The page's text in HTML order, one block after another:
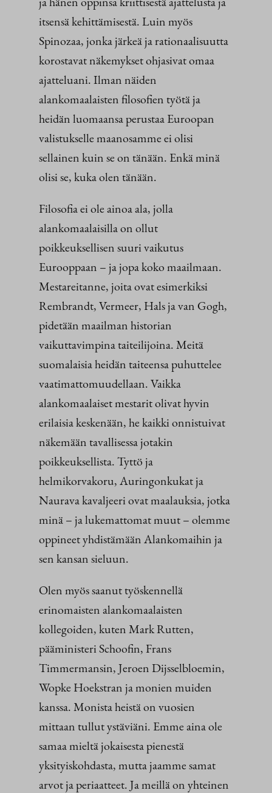
itsensä kehittämisestä. Luin myös
Spinozaa, jonka järkeä ja rationaalisuutta
korostavat näkemykset ohjasivat omaa
ajatteluani. Ilman näiden
alankomaalaisten filosofien työtä ja
heidän luomaansa perustaa Euroopan
valistukselle maanosamme ei olisi
sellainen kuin se on tänään. Enkä minä
olisi se, kuka olen tänään.
Filosofia ei ole ainoa ala, jolla
alankomaalaisilla on ollut
poikkeuksellisen suuri vaikutus
Eurooppaan – ja jopa koko maailmaan.
Mestareitanne, joita ovat esimerkiksi
Rembrandt, Vermeer, Hals ja van Gogh,
pidetään maailman historian
vaikuttavimpina taiteilijoina. Meitä
suomalaisia heidän taiteensa puhuttelee
vaatimattomuudellaan. Vaikka
alankomaalaiset mestarit olivat hyvin
erilaisia keskenään, he kaikki onnistuivat
näkemään tavallisessa jotakin
poikkeuksellista. Tyttö ja
helmikorvakoru, Auringonkukat ja
Naurava kavaljeeri ovat maalauksia, jotka
minä – ja lukemattomat muut – olemme
oppineet yhdistämään Alankomaihin ja
sen kansan sieluun.
Olen myös saanut työskennellä
erinomaisten alankomaalaisten
kollegoiden, kuten Mark Rutten,
pääministeri Schoofin, Frans
Timmermansin, Jeroen Dijsselbloemin,
Wopke Hoekstran ja monien muiden
kanssa. Monista heistä on vuosien
mittaan tullut ystäviäni. Emme aina ole
samaa mieltä jokaisesta pienestä
yksityiskohdasta, mutta jaamme samat
arvot ja periaatteet. Ja meillä on yhteinen